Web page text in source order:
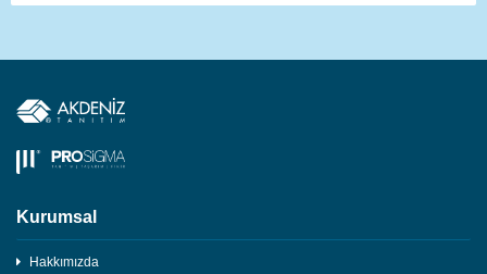
Kurumsal
Hakkımızda